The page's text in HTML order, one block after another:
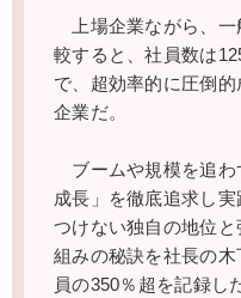
上場企業ながら、一
較すると、社員数は
で、超効率的に圧倒
企業だ。
ブームや規模を追わ
成長」を徹底追求し
つけない独自の地位
組みの秘訣を社長の
員の350％超を記録し